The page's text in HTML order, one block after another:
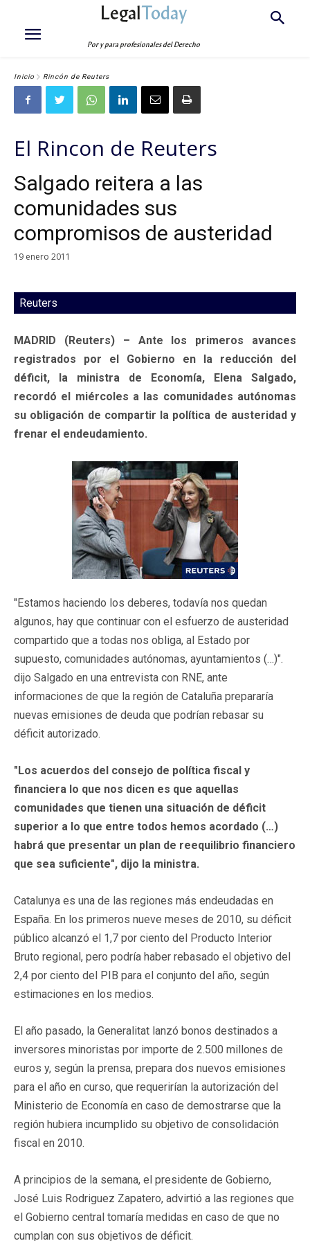
LegalToday
Por y para profesionales del Derecho
Inicio Rincón de Reuters
El Rincon de Reuters
Salgado reitera a las
comunidades sus
compromisos de austeridad
19 enero 2011
Reuters
MADRID (Reuters) – Ante los primeros avances
registrados por el Gobierno en la reducción del
déficit, la ministra de Economía, Elena Salgado,
recordó el miércoles a las comunidades autónomas
su obligación de compartir la política de austeridad y
frenar el endeudamiento.
"Estamos haciendo los deberes, todavía nos quedan
algunos, hay que continuar con el esfuerzo de austeridad
compartido que a todas nos obliga, al Estado por
supuesto, comunidades autónomas, ayuntamientos (…)".
dijo Salgado en una entrevista con RNE, ante
informaciones de que la región de Cataluña prepararía
nuevas emisiones de deuda que podrían rebasar su
déficit autorizado.
"Los acuerdos del consejo de política fiscal y
financiera lo que nos dicen es que aquellas
comunidades que tienen una situación de déficit
superior a lo que entre todos hemos acordado (…)
habrá que presentar un plan de reequilibrio financiero
que sea suficiente", dijo la ministra.
Catalunya es una de las regiones más endeudadas en
España. En los primeros nueve meses de 2010, su déficit
público alcanzó el 1,7 por ciento del Producto Interior
Bruto regional, pero podría haber rebasado el objetivo del
2,4 por ciento del PIB para el conjunto del año, según
estimaciones en los medios.
El año pasado, la Generalitat lanzó bonos destinados a
inversores minoristas por importe de 2.500 millones de
euros y, según la prensa, prepara dos nuevos emisiones
para el año en curso, que requerirían la autorización del
Ministerio de Economía en caso de demostrarse que la
región hubiera incumplido su objetivo de consolidación
fiscal en 2010.
A principios de la semana, el presidente de Gobierno,
José Luis Rodriguez Zapatero, advirtió a las regiones que
el Gobierno central tomaría medidas en caso de que no
cumplan con sus objetivos de déficit.